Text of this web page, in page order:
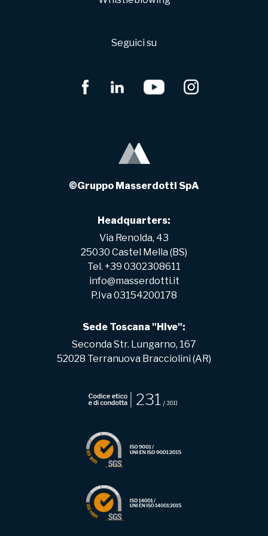
©Gruppo Masserdotti SpA
Headquarters:
Via Renolda, 43
25030 Castel Mella (BS)
Tel. +39 0302308611
info@masserdotti.it
P.Iva 03154200178
Sede Toscana "Hive":
Seconda Str. Lungarno, 167
52028 Terranuova Bracciolini (AR)
Seguici su